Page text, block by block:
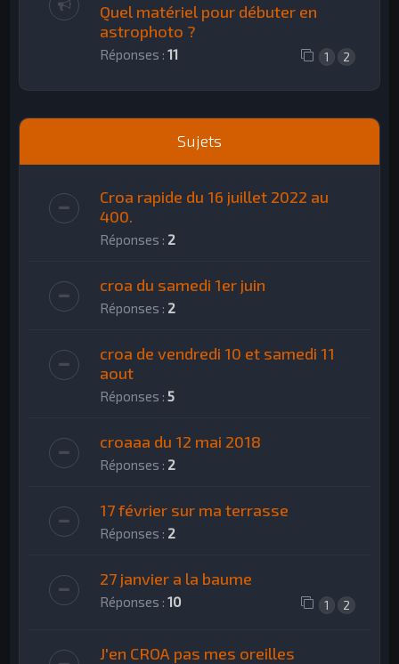
Quel matériel pour débuter en
astrophoto ?
Réponses :11 1 2
Sujets
Croa rapide du 16 juillet 2022 au
400.
Réponses : 2
croa du samedi 1er juin
Réponses : 2
croa de vendredi 10 et samedi 11
aout
Réponses :5
croaaa du 12 mai 2018
Réponses : 2
17 février sur ma terrasse
Réponses : 2
27 janvier a la baume
Réponses :10 1 2
J'en CROA pas mes oreilles